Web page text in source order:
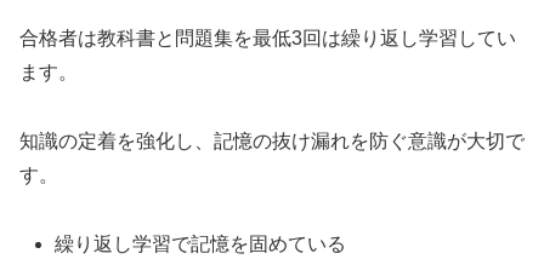
合格者は教科書と問題集を最低3回は繰り返し学習してい
ます。
知識の定着を強化し、記憶の抜け漏れを防ぐ意識が大切で
す。
繰り返し学習で記憶を固めている